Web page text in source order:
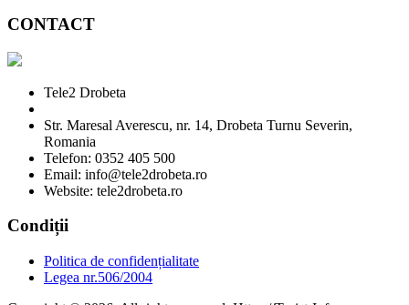
CONTACT
Tele2 Drobeta
Str. Maresal Averescu, nr. 14, Drobeta Turnu Severin,
Romania
Telefon: 0352 405 500
Email: info@tele2drobeta.ro
Website: tele2drobeta.ro
Condiții
Politica de confidențialitate
Legea nr.506/2004